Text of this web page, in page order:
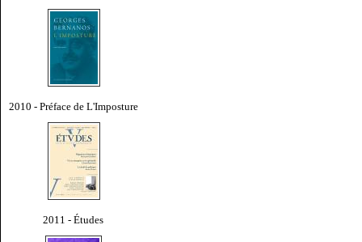
2010 - Préface de L'Imposture
2011 - Études